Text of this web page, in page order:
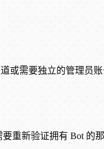
或需要独立的管理员
重新验证拥有 Bot 的那